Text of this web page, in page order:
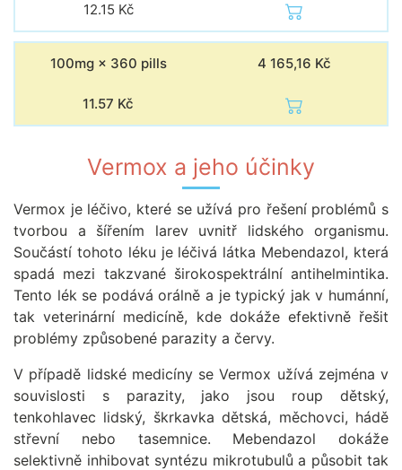
12.15 Kč
100mg × 360 pills 4 165,16 Kč
11.57 Kč
Vermox a jeho účinky
Vermox je léčivo, které se užívá pro řešení problémů s
tvorbou a šířením larev uvnitř lidského organismu.
Součástí tohoto léku je léčivá látka Mebendazol, která
spadá mezi takzvané širokospektrální antihelmintika.
Tento lék se podává orálně a je typický jak v humánní,
tak veterinární medicíně, kde dokáže efektivně řešit
problémy způsobené parazity a červy.
V případě lidské medicíny se Vermox užívá zejména v
souvislosti s parazity, jako jsou roup dětský,
tenkohlavec lidský, škrkavka dětská, měchovci, hádě
střevní nebo tasemnice. Mebendazol dokáže
selektivně inhibovat syntézu mikrotubulů a působit tak